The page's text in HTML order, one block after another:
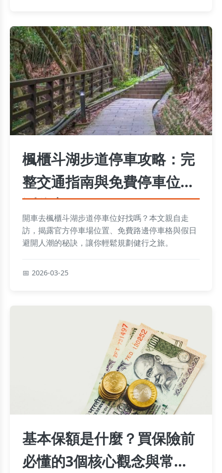
楓櫃斗湖步道停車攻略：完
整交通指南與免費停車位實
測分享
開車去楓櫃斗湖步道停車位好找嗎？本文親自走
訪，揭露官方停車場位置、免費路邊停車格與假日
避開人潮的秘訣，讓你輕鬆規劃健行之旅。
2026-03-25
基本保額是什麼？買保險前
必懂的3個核心觀念與常見